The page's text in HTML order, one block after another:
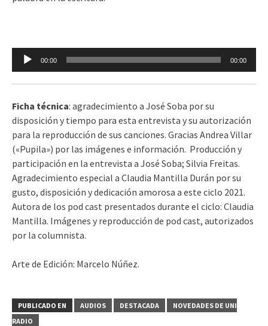
Reproductor
audio
00:00 00:00
Ficha técnica: agradecimiento a José Soba por su
disposición y tiempo para esta entrevista y su autorización
para la reproducción de sus canciones. Gracias Andrea Villar
(«Pupila») por las imágenes e información. Producción y
participación en la entrevista a José Soba; Silvia Freitas.
Agradecimiento especial a Claudia Mantilla Durán por su
gusto, disposición y dedicación amorosa a este ciclo 2021.
Autora de los pod cast presentados durante el ciclo: Claudia
Mantilla. Imágenes y reproducción de pod cast, autorizados
por la columnista.
Arte de Edición: Marcelo Núñez.
PUBLICADO EN AUDIOS DESTACADA
NOVEDADES DE UNI
RADIO